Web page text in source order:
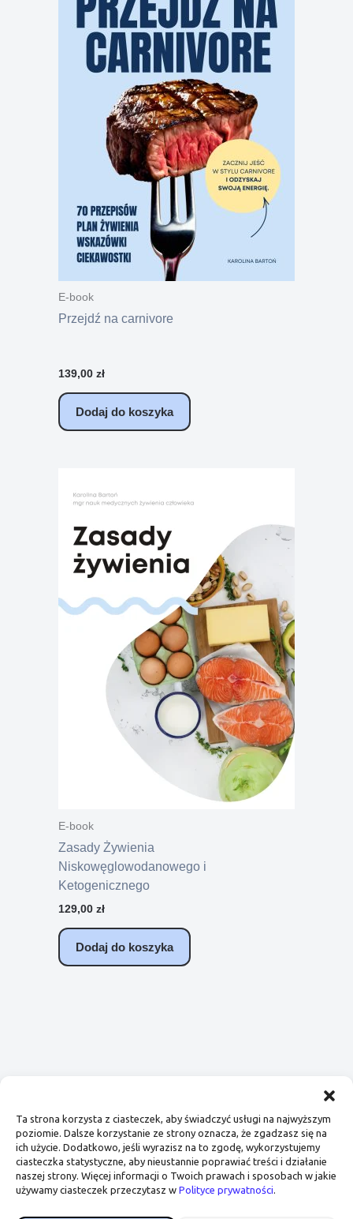
Ta strona korzysta z ciasteczek, aby świadczyć usługi na najwyższym
poziomie. Dalsze korzystanie ze strony oznacza, że zgadzasz się na
ich użycie. Dodatkowo, jeśli wyrazisz na to zgodę, wykorzystujemy
ciasteczka statystyczne, aby nieustannie poprawiać treści i działanie
naszej strony. Więcej informacji o Twoich prawach i sposobach w jakie
używamy ciasteczek przeczytasz w Polityce prywatności.
E-book
Przejdź na carnivore
139,00 zł
Dodaj do koszyka
E-book
Zasady Żywienia
Niskowęglowodanowego i
Ketogenicznego
129,00 zł
Dodaj do koszyka